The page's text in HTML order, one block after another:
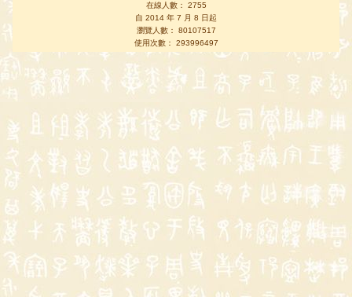
在線人數： 2755
自 2014 年 7 月 8 日起
瀏覽人數： 80107517
使用次數： 293996497